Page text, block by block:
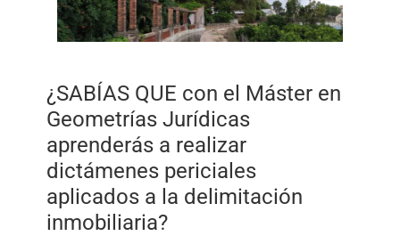
¿SABÍAS QUE con el Máster en
Geometrías Jurídicas
aprenderás a realizar
dictámenes periciales
aplicados a la delimitación
inmobiliaria?